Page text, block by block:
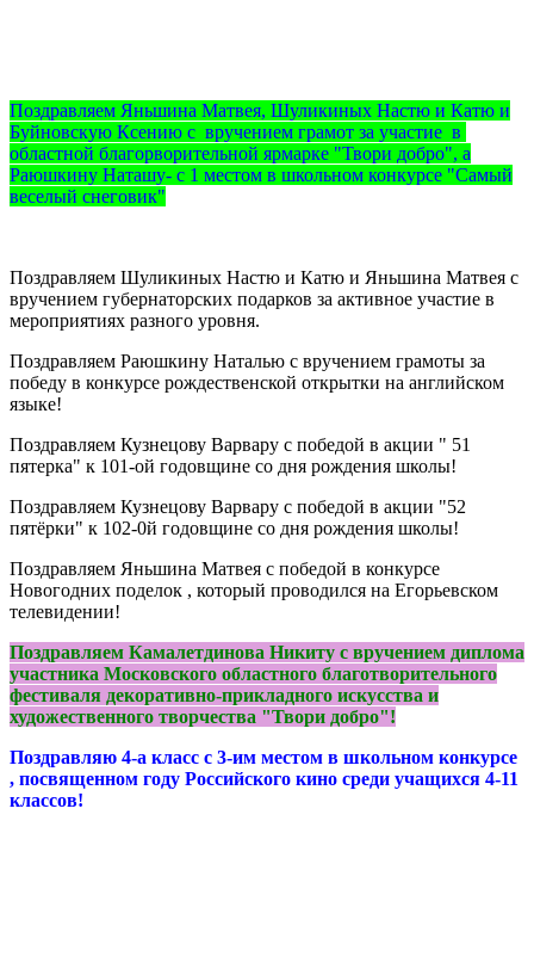
Поздравляем Яньшина Матвея, Шуликиных Настю и Катю и
Буйновскую Ксению с вручением грамот за участие в
областной благорворительной ярмарке "Твори добро", а
Раюшкину Наташу- с 1 местом в школьном конкурсе "Самый
веселый снеговик"
Поздравляем Шуликиных Настю и Катю и Яньшина Матвея с
вручением губернаторских подарков за активное участие в
мероприятиях разного уровня.
Поздравляем Раюшкину Наталью с вручением грамоты за
победу в конкурсе рождественской открытки на английском
языке!
Поздравляем Кузнецову Варвару с победой в акции " 51
пятерка" к 101-ой годовщине со дня рождения школы!
Поздравляем Кузнецову Варвару с победой в акции "52
пятёрки" к 102-0й годовщине со дня рождения школы!
Поздравляем Яньшина Матвея с победой в конкурсе
Новогодних поделок , который проводился на Егорьевском
телевидении!
Поздравляем Камалетдинова Никиту с вручением диплома
участника Московского областного благотворительного
фестиваля декоративно-прикладного искусства и
художественного творчества "Твори добро"!
Поздравляю 4-а класс с 3-им местом в школьном конкурсе
, посвященном году Российского кино среди учащихся 4-11
классов!